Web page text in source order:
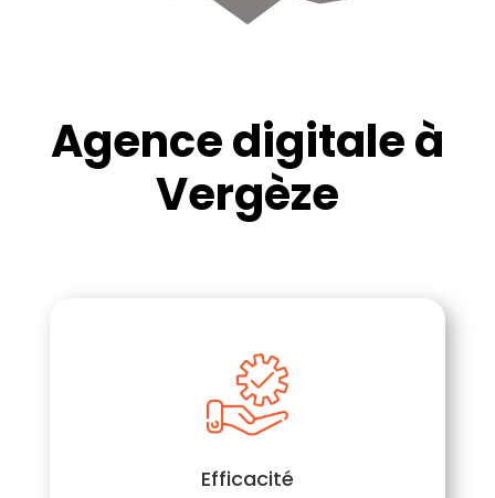
Agence digitale à
Vergèze
Efficacité